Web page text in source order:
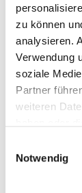
zu können
analysieren.
Verwendung
soziale
Partner
weiteren
Notwendig
centered
ins
intuitiven
Methoden.
gerade
mit dem
Auch